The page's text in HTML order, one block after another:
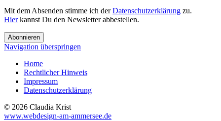
Mit dem Absenden stimme ich derDatenschutzerklärung zu.
Hierkannst Du den Newsletter abbestellen.
Abonnieren
Navigation überspringen
Home
Rechtlicher Hinweis
Impressum
Datenschutzerklärung
© 2026 Claudia Krist
www.webdesign-am-ammersee.de